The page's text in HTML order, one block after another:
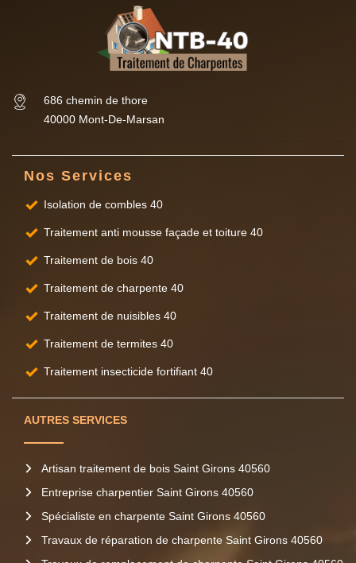
686 chemin de thore
40000 Mont-De-Marsan
Nos Services
Isolation de combles 40
Traitement anti mousse façade et toiture 40
Traitement de bois 40
Traitement de charpente 40
Traitement de nuisibles 40
Traitement de termites 40
Traitement insecticide fortifiant 40
AUTRES SERVICES
Artisan traitement de bois Saint Girons 40560
Entreprise charpentier Saint Girons 40560
Spécialiste en charpente Saint Girons 40560
Travaux de réparation de charpente Saint Girons 40560